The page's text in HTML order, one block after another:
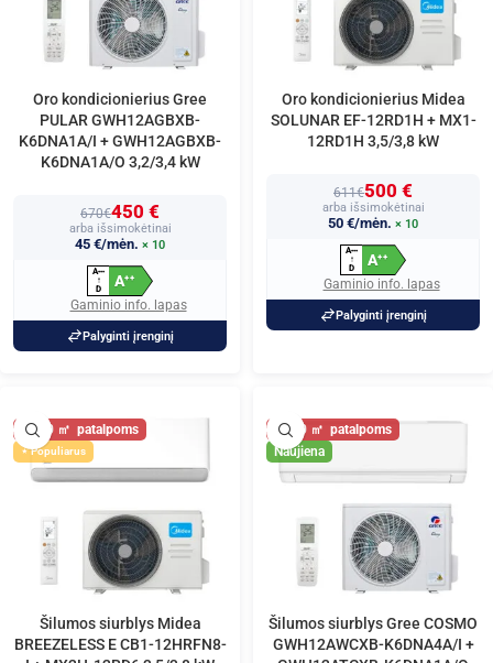
Oro kondicionierius Gree
PULAR GWH12AGBXB-
K6DNA1A/I + GWH12AGBXB-
K6DNA1A/O 3,2/3,4 kW
670€450 €
arba išsimokėtinai
45 €/mėn. × 10
A+++
↑
D
A++
Gaminio info. lapas
Palyginti įrenginį
Oro kondicionierius Midea
SOLUNAR EF-12RD1H + MX1-
12RD1H 3,5/3,8 kW
611€500 €
arba išsimokėtinai
50 €/mėn. × 10
A+++
↑
D
A++
Gaminio info. lapas
Palyginti įrenginį
40
Populiarus
Šilumos siurblys Midea
BREEZELESS E CB1-12HRFN8-
40
Naujiena
Šilumos siurblys Gree COSMO
GWH12AWCXB-K6DNA4A/I +